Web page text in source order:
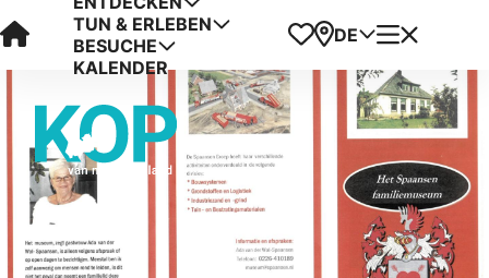
Visit Kop van Holland
TUN & ERLEBEN
BESUCHE
KALENDER
Favoriten
Karte
DE Menü